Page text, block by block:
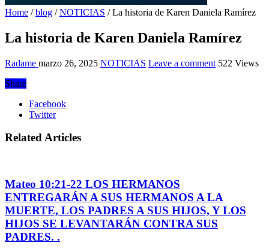
Home / blog / NOTICIAS / La historia de Karen Daniela Ramírez
La historia de Karen Daniela Ramírez
Radame marzo 26, 2025 NOTICIAS Leave a comment 522 Views
Share
Facebook
Twitter
Related Articles
Mateo 10:21-22 LOS HERMANOS
ENTREGARÁN A SUS HERMANOS A LA
MUERTE, LOS PADRES A SUS HIJOS, Y LOS
HIJOS SE LEVANTARÁN CONTRA SUS
PADRES. .